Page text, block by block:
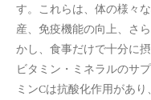
す。これらは、体の様々
産、免疫機能の向上、さ
かし、食事だけで十分に
ビタミン・ミネラルのサ
ミンCは抗酸化作用があ